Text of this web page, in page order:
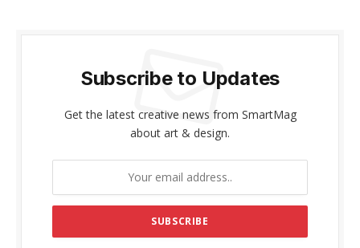
Subscribe to Updates
Get the latest creative news from SmartMag
about art & design.